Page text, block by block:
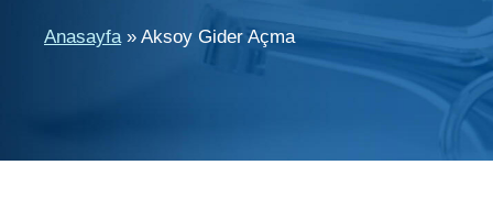
Anasayfa» Aksoy Gider Açma